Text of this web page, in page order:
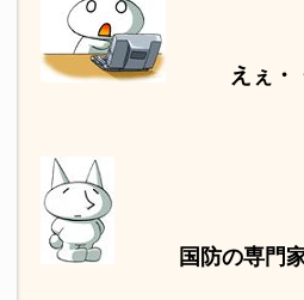
えぇ・
国防の専門家